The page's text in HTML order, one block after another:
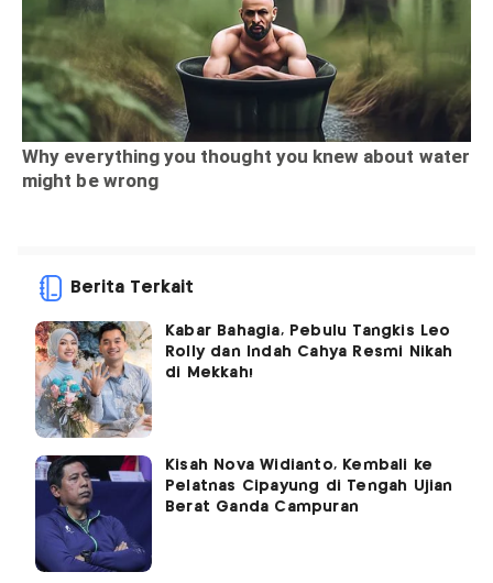
Berita Terkait
Kabar Bahagia, Pebulu Tangkis Leo
Rolly dan Indah Cahya Resmi Nikah
di Mekkah!
Kisah Nova Widianto, Kembali ke
Pelatnas Cipayung di Tengah Ujian
Berat Ganda Campuran